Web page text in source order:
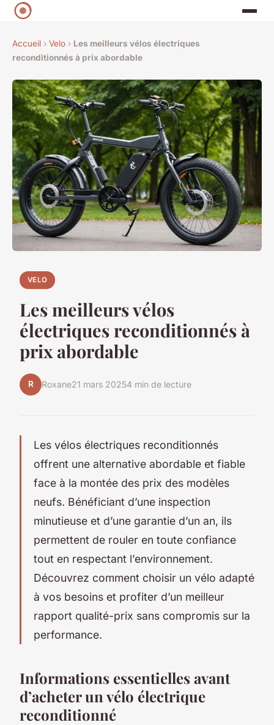
Accueil › Velo › Les meilleurs vélos électriques
reconditionnés à prix abordable
VELO
Les meilleurs vélos
électriques reconditionnés à
prix abordable
R Roxane21 mars 20254 min de lecture
Les vélos électriques reconditionnés
offrent une alternative abordable et fiable
face à la montée des prix des modèles
neufs. Bénéficiant d’une inspection
minutieuse et d’une garantie d’un an, ils
permettent de rouler en toute confiance
tout en respectant l’environnement.
Découvrez comment choisir un vélo adapté
à vos besoins et profiter d’un meilleur
rapport qualité-prix sans compromis sur la
performance.
Informations essentielles avant
d’acheter un vélo électrique
reconditionné